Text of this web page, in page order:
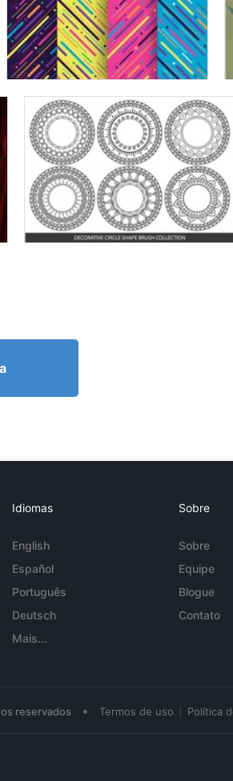
Idiomas
English
Español
Português
Deutsch
Mais...
Sobre
Sobre
Equipe
Blogue
Contato
reservados • Termos de uso Política